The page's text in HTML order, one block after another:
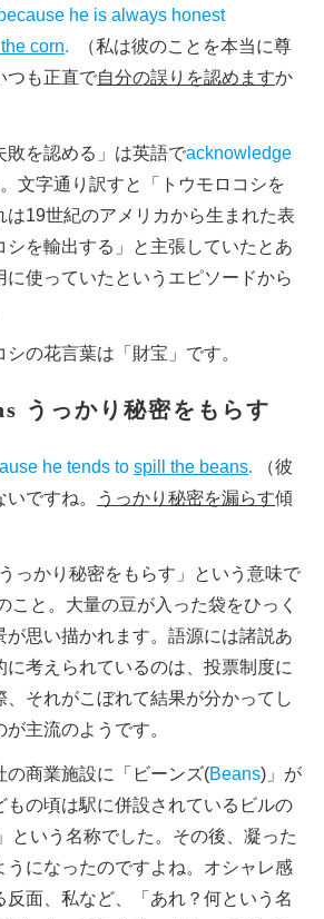
he is always honest
corn. （私は彼のことを本当に尊
つも正直で自分の誤りを認めますか
敗を認める」は英語でacknowledge
文字通り訳すと「トウモロコシを
は19世紀のアメリカから生まれた表
シを輸出する」と主張していたとあ
に使っていたというエピソードから
の花言葉は「財宝」です。
うっかり秘密をもらす
he tends to spill the beans. （彼
ですね。
うっかり秘密を漏らす傾
っかり秘密をもらす」という意味で
こと。大量の豆が入った袋をひっく
が思い描かれます。語源には諸説あ
に考えられているのは、投票制度に
、それがこぼれて結果が分かってし
主流のようです。
の商業施設に「ビーンズ(Beans)」が
もの頃は駅に併設されているビルの
という名称でした。その後、凝った
うになったのですよね。オシャレ感
反面、私など、「あれ？何という名